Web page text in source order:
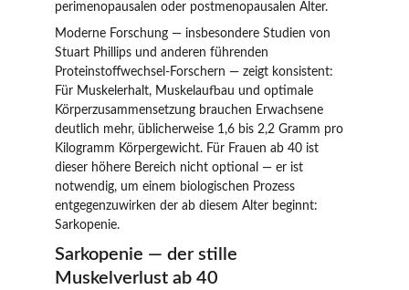
perimenopausalen oder postmenopausalen Alter.
Moderne Forschung — insbesondere Studien von
Stuart Phillips und anderen führenden
Proteinstoffwechsel-Forschern — zeigt konsistent:
Für Muskelerhalt, Muskelaufbau und optimale
Körperzusammensetzung brauchen Erwachsene
deutlich mehr, üblicherweise 1,6 bis 2,2 Gramm pro
Kilogramm Körpergewicht. Für Frauen ab 40 ist
dieser höhere Bereich nicht optional — er ist
notwendig, um einem biologischen Prozess
entgegenzuwirken der ab diesem Alter beginnt:
Sarkopenie.
Sarkopenie — der stille
Muskelverlust ab 40